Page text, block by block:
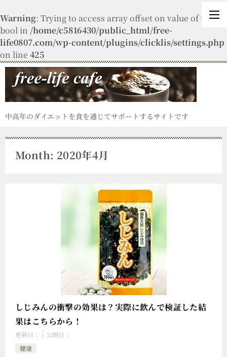
Warning: Trying to access array offset on value of type
bool in /home/c5816430/public_html/free-
life0807.com/wp-content/plugins/clicklis/settings.php
on line 425
中高年のダイエットを食を通じてサポートするサイトです
Month: 2020年4月
しじみんの衝撃の効果は？実際に飲んで検証した結
果はこちらから！
更新日：
公開日：
健康